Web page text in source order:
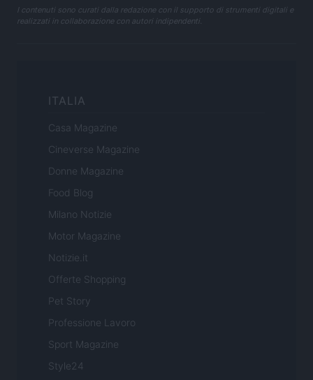
I contenuti sono curati dalla redazione con il supporto di strumenti digitali e
realizzati in collaborazione con autori indipendenti.
ITALIA
Casa Magazine
Cineverse Magazine
Donne Magazine
Food Blog
Milano Notizie
Motor Magazine
Notizie.it
Offerte Shopping
Pet Story
Professione Lavoro
Sport Magazine
Style24